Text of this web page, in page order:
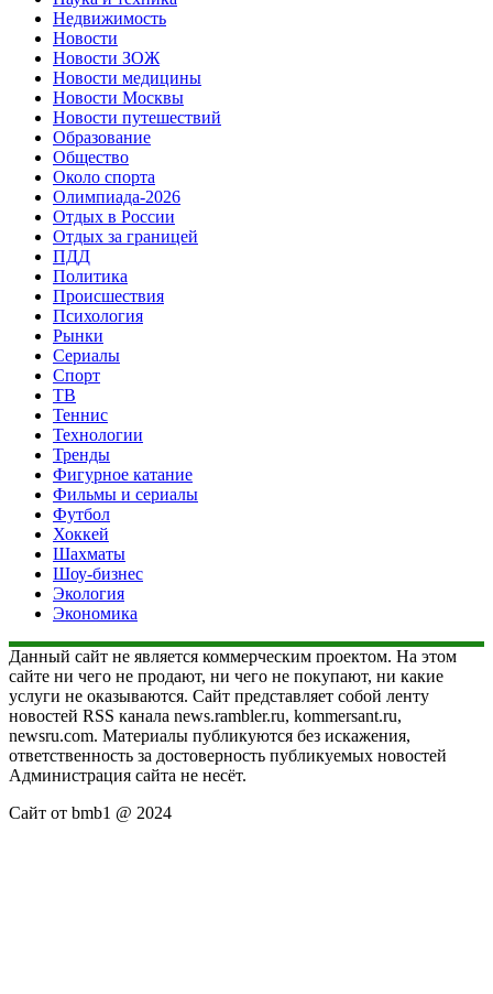
Недвижимость
Новости
Новости ЗОЖ
Новости медицины
Новости Москвы
Новости путешествий
Образование
Общество
Около спорта
Олимпиада-2026
Отдых в России
Отдых за границей
ПДД
Политика
Происшествия
Психология
Рынки
Сериалы
Спорт
ТВ
Теннис
Технологии
Тренды
Фигурное катание
Фильмы и сериалы
Футбол
Хоккей
Шахматы
Шоу-бизнес
Экология
Экономика
Данный сайт не является коммерческим проектом. На этом
сайте ни чего не продают, ни чего не покупают, ни какие
услуги не оказываются. Сайт представляет собой ленту
новостей RSS канала news.rambler.ru, kommersant.ru,
newsru.com. Материалы публикуются без искажения,
ответственность за достоверность публикуемых новостей
Администрация сайта не несёт.
Сайт от bmb1 @ 2024